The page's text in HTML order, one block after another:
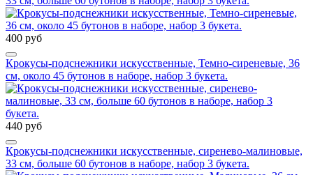
400 руб
Крокусы-подснежники искусственные, Темно-сиреневые, 36
см, около 45 бутонов в наборе, набор 3 букета.
440 руб
Крокусы-подснежники искусственные, сиренево-малиновые,
33 см, больше 60 бутонов в наборе, набор 3 букета.